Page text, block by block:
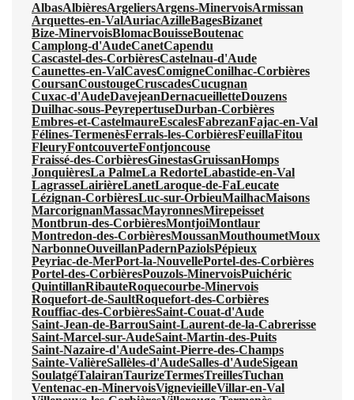
AlbasAlbièresArgeliersArgens-MinervoisArmissan
Arquettes-en-ValAuriacAzilleBagesBizanet
Bize-MinervoisBlomacBouisseBoutenac
Camplong-d'AudeCanetCapendu
Cascastel-des-CorbièresCastelnau-d'Aude
Caunettes-en-ValCavesComigneConilhac-Corbières
CoursanCoustougeCruscadesCucugnan
Cuxac-d'AudeDavejeanDernacueilletteDouzens
Duilhac-sous-PeyrepertuseDurban-Corbières
Embres-et-CastelmaureEscalesFabrezanFajac-en-Val
Félines-TermenèsFerrals-les-CorbièresFeuillaFitou
FleuryFontcouverteFontjoncouse
Fraissé-des-CorbièresGinestasGruissanHomps
JonquièresLa PalmeLa RedorteLabastide-en-Val
LagrasseLairièreLanetLaroque-de-FaLeucate
Lézignan-CorbièresLuc-sur-OrbieuMailhacMaisons
MarcorignanMassacMayronnesMirepeisset
Montbrun-des-CorbièresMontjoiMontlaur
Montredon-des-CorbièresMoussanMouthoumetMoux
NarbonneOuveillanPadernPaziolsPépieux
Peyriac-de-MerPort-la-NouvellePortel-des-Corbières
Portel-des-CorbièresPouzols-MinervoisPuichéric
QuintillanRibauteRoquecourbe-Minervois
Roquefort-de-SaultRoquefort-des-Corbières
Rouffiac-des-CorbièresSaint-Couat-d'Aude
Saint-Jean-de-BarrouSaint-Laurent-de-la-Cabrerisse
Saint-Marcel-sur-AudeSaint-Martin-des-Puits
Saint-Nazaire-d'AudeSaint-Pierre-des-Champs
Sainte-ValièreSallèles-d'AudeSalles-d'AudeSigean
SoulatgéTalairanTaurizeTermesTreillesTuchan
Ventenac-en-MinervoisVignevieilleVillar-en-Val